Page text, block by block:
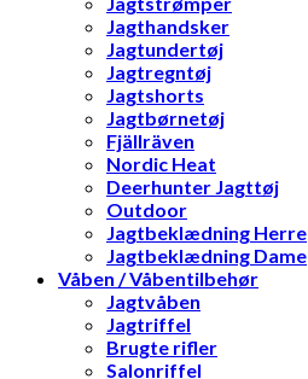
Jagthandsker
Jagtundertøj
Jagtregntøj
Jagtshorts
Jagtbørnetøj
Fjällräven
Nordic Heat
Deerhunter Jagttøj
Outdoor
Jagtbeklædning Herre
Jagtbeklædning Dame
Våben / Våbentilbehør
Jagtvåben
Jagtriffel
Brugte rifler
Salonriffel